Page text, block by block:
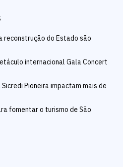
reconstrução do Estado são
internacional Gala Concert
Pioneira impactam mais de
fomentar o turismo de São